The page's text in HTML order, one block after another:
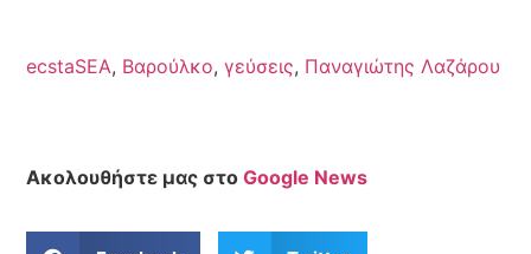
ecstaSEA, Βαρούλκο,γεύσεις, Παναγιώτης Λαζάρου
Ακολουθήστε μας στοGoogle News